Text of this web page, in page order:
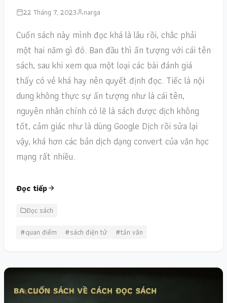
22 Tháng 7, 2023 narga
Cuốn sách này mình đọc khá là lâu rồi, chắc phải
một hai năm gì đó. Ban đầu thì ấn tượng với cái tên
sách, sau khi xem qua một loại các bài đánh giá
thấy có vẻ khá hay nên quyết định đọc. Tiếc là nội
dung không thực sự ấn tượng như là cái tên,
nguyên nhân chính có lẽ là sách được dịch không
tốt, cảm giác như là dùng Google Dịch rồi sửa lại
vậy, khá hơn các bản dịch dạng convert của văn học
mạng rất nhiều.
Đọc tiếp
Đọc sách
#quan điểm
#sách điện tử #tản văn